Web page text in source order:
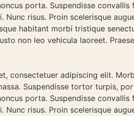
porta. Suspendisse
Nunc risus. Proin scelerisque
habitant morbi tristique
non leo vehicula laoreet.
consectetuer adipiscing elit.
Suspendisse tortor turpis,
porta. Suspendisse
Nunc risus. Proin scelerisque